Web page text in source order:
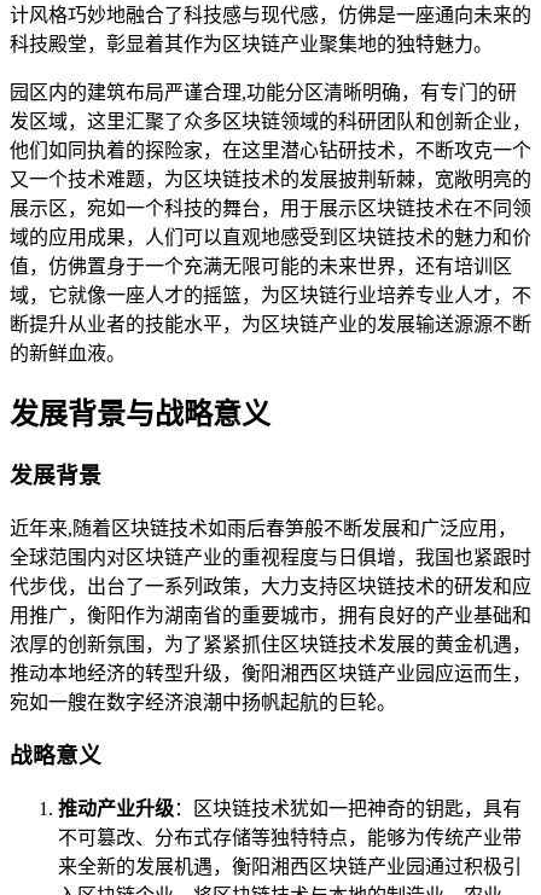
计风格巧妙地融合了科技感与现代感，仿佛是一座通向未来的
科技殿堂，彰显着其作为区块链产业聚集地的独特魅力。
园区内的建筑布局严谨合理,功能分区清晰明确，有专门的研
发区域，这里汇聚了众多区块链领域的科研团队和创新企业，
他们如同执着的探险家，在这里潜心钻研技术，不断攻克一个
又一个技术难题，为区块链技术的发展披荆斩棘，宽敞明亮的
展示区，宛如一个科技的舞台，用于展示区块链技术在不同领
域的应用成果，人们可以直观地感受到区块链技术的魅力和价
值，仿佛置身于一个充满无限可能的未来世界，还有培训区
域，它就像一座人才的摇篮，为区块链行业培养专业人才，不
断提升从业者的技能水平，为区块链产业的发展输送源源不断
的新鲜血液。
发展背景与战略意义
发展背景
近年来,随着区块链技术如雨后春笋般不断发展和广泛应用，
全球范围内对区块链产业的重视程度与日俱增，我国也紧跟时
代步伐，出台了一系列政策，大力支持区块链技术的研发和应
用推广，衡阳作为湖南省的重要城市，拥有良好的产业基础和
浓厚的创新氛围，为了紧紧抓住区块链技术发展的黄金机遇，
推动本地经济的转型升级，衡阳湘西区块链产业园应运而生，
宛如一艘在数字经济浪潮中扬帆起航的巨轮。
战略意义
推动产业升级：区块链技术犹如一把神奇的钥匙，具有
不可篡改、分布式存储等独特特点，能够为传统产业带
来全新的发展机遇，衡阳湘西区块链产业园通过积极引